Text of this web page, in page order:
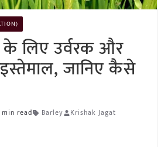
लिए उर्वरक और
जानिए कैसे
read Barley Krishak Jagat